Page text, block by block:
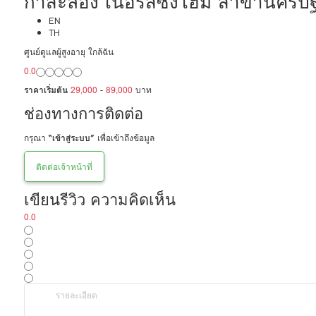
EN
TH
ศูนย์ดูแลผู้สูงอายุ ใกล้ฉัน
0.0
ราคาเริ่มต้น 29,000 - 89,000 บาท
ช่องทางการติดต่อ
กรุณา“เข้าสู่ระบบ” เพื่อเข้าถึงข้อมูล
ติดต่อเจ้าหน้าที่
เขียนรีวิว ความคิดเห็น
0.0